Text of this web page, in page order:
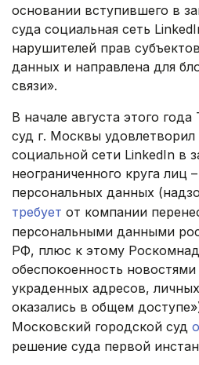
основании вступившего в
суда социальная сеть
нарушителей прав
данных и направлена для
связи».
В начале августа этого
суд г. Москвы
социальной сети LinkedIn в
неограниченного круга лиц
персональных данных
требует от компании
персональными данными
РФ, плюс к этому
обеспокоенность новостями
украденных адресов,
оказались в общем
Московский городской суд
решение суда первой